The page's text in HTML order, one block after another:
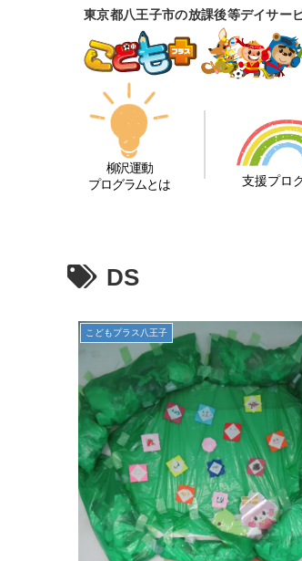
東京都八王子市の放課後等デイサー
柳沢運動
プログラムとは
支援プロ
DS
こどもプラス八王子